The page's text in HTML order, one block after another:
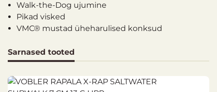
Walk-the-Dog ujumine
Pikad visked
VMC® mustad üheharulised konksud
Pikkus: 7 cm
Kaal: 13 g
Sarnased tooted